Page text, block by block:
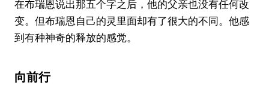
在布瑞恩说出那五个字之后，他的父亲也没有任何改
变。但布瑞恩自己的灵里面却有了很大的不同。他感
到有种神奇的释放的感觉。
向前行